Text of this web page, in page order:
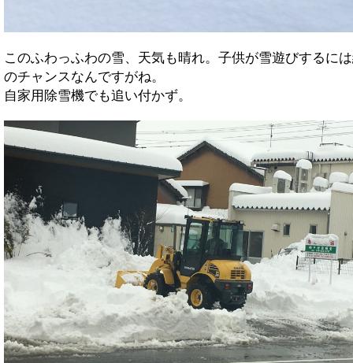
このふわっふわの雪、天気も晴れ。子供が雪遊びするに
のチャンスなんですがね。
自家用除雪機でも追い付かず。